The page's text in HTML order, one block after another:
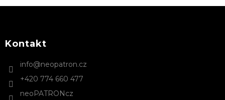
aKontakt
info@neopatron.cz
+420 774 660 477
neoPATRONcz